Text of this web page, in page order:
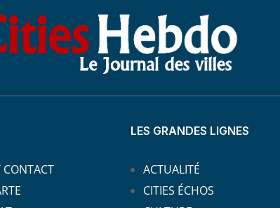
LES GRANDES LIGNES
ACTUALITÉ
CITIES ÉCHOS